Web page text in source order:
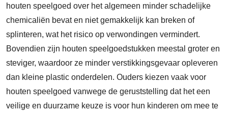
houten speelgoed over het algemeen minder schadelijke
chemicaliën bevat en niet gemakkelijk kan breken of
splinteren, wat het risico op verwondingen vermindert.
Bovendien zijn houten speelgoedstukken meestal groter en
steviger, waardoor ze minder verstikkingsgevaar opleveren
dan kleine plastic onderdelen. Ouders kiezen vaak voor
houten speelgoed vanwege de geruststelling dat het een
veilige en duurzame keuze is voor hun kinderen om mee te